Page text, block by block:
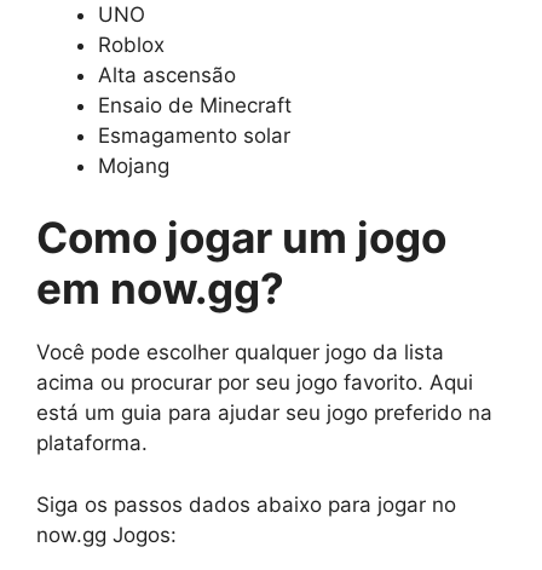
UNO
Roblox
Alta ascensão
Ensaio de Minecraft
Esmagamento solar
Mojang
Como jogar um jogo
em now.gg?
Você pode escolher qualquer jogo da lista
acima ou procurar por seu jogo favorito. Aqui
está um guia para ajudar seu jogo preferido na
plataforma.
Siga os passos dados abaixo para jogar no
now.gg Jogos: